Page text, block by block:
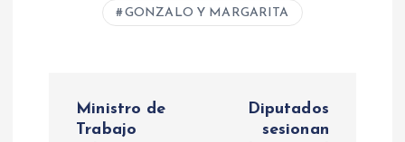
GONZALO Y MARGARITA
Ministro de
Trabajo
Diputados
sesionan